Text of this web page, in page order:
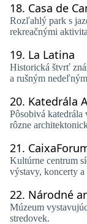
18. Casa de
Rozľahlý park s
rekreačnými
19. La Latina
Historická štvrť
a rušným
20. Katedrála
Pôsobivá
rôzne
21.
Kultúrne centrum
výstavy, koncerty
22. Národné
Múzeum
stredovek.